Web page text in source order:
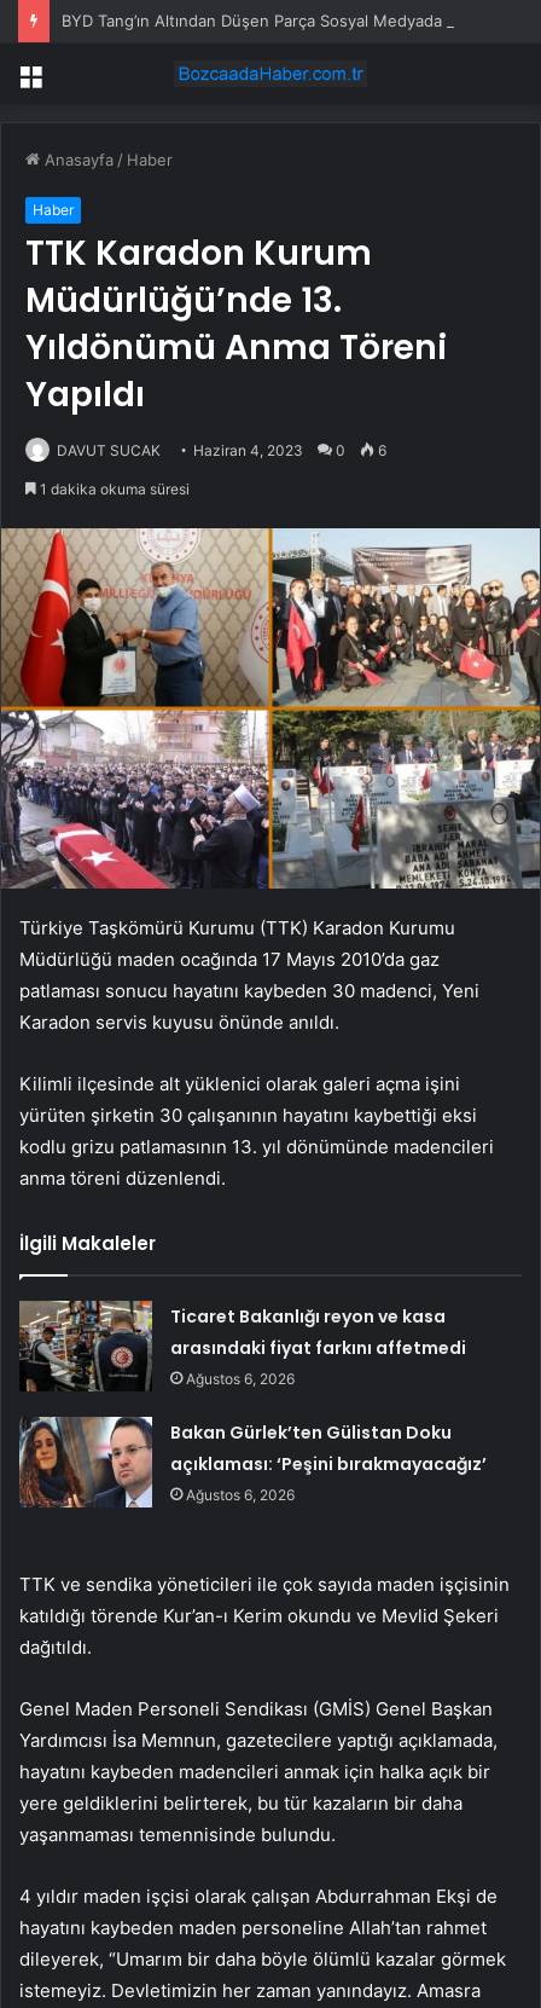
Menü
Anasayfa / Haber
Haber
TTK Karadon Kurum
Müdürlüğü’nde 13.
Yıldönümü Anma Töreni
Yapıldı
DAVUT SUCAK Haziran 4, 2023 0 6
1 dakika okuma süresi
Türkiye Taşkömürü Kurumu (TTK) Karadon Kurumu
Müdürlüğü maden ocağında 17 Mayıs 2010’da gaz
patlaması sonucu hayatını kaybeden 30 madenci, Yeni
Karadon servis kuyusu önünde anıldı.
Kilimli ilçesinde alt yüklenici olarak galeri açma işini
yürüten şirketin 30 çalışanının hayatını kaybettiği eksi
kodlu grizu patlamasının 13. yıl dönümünde madencileri
anma töreni düzenlendi.
İlgili Makaleler
Ticaret Bakanlığı reyon ve kasa
arasındaki fiyat farkını affetmedi
Ağustos 6, 2026
Bakan Gürlek’ten Gülistan Doku
açıklaması: ‘Peşini bırakmayacağız’
Ağustos 6, 2026
TTK ve sendika yöneticileri ile çok sayıda maden işçisinin
katıldığı törende Kur’an-ı Kerim okundu ve Mevlid Şekeri
dağıtıldı.
Genel Maden Personeli Sendikası (GMİS) Genel Başkan
Yardımcısı İsa Memnun, gazetecilere yaptığı açıklamada,
hayatını kaybeden madencileri anmak için halka açık bir
yere geldiklerini belirterek, bu tür kazaların bir daha
yaşanmaması temennisinde bulundu.
4 yıldır maden işçisi olarak çalışan Abdurrahman Ekşi de
hayatını kaybeden maden personeline Allah’tan rahmet
dileyerek, “Umarım bir daha böyle ölümlü kazalar görmek
istemeyiz. Devletimizin her zaman yanındayız. Amasra